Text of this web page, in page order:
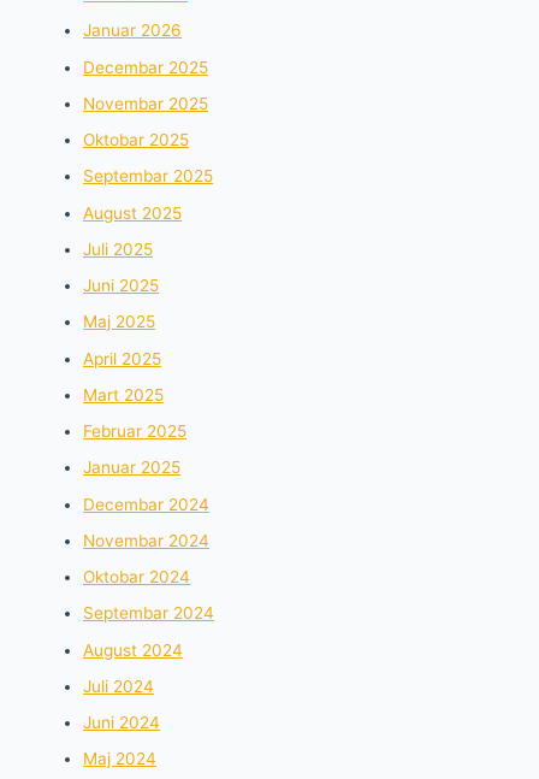
Januar 2026
Decembar 2025
Novembar 2025
Oktobar 2025
Septembar 2025
August 2025
Juli 2025
Juni 2025
Maj 2025
April 2025
Mart 2025
Februar 2025
Januar 2025
Decembar 2024
Novembar 2024
Oktobar 2024
Septembar 2024
August 2024
Juli 2024
Juni 2024
Maj 2024